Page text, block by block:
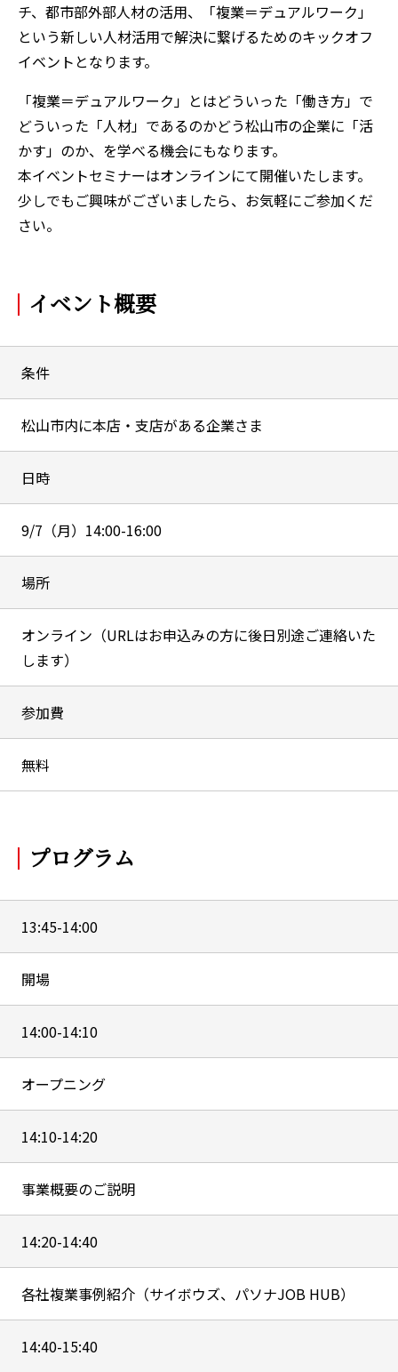
チ、都市部外部人材の活用、「複業＝デュアルワーク」
という新しい人材活用で解決に繋げるためのキックオフ
イベントとなります。
「複業＝デュアルワーク」とはどういった「働き方」で
どういった「人材」であるのかどう松山市の企業に「活
かす」のか、を学べる機会にもなります。
本イベントセミナーはオンラインにて開催いたします。
少しでもご興味がございましたら、お気軽にご参加くだ
さい。
イベント概要
条件
松山市内に本店・支店がある企業さま
日時
9/7（月）14:00-16:00
場所
オンライン（URLはお申込みの方に後日別途ご連絡いた
します）
参加費
無料
プログラム
13:45-14:00
開場
14:00-14:10
オープニング
14:10-14:20
事業概要のご説明
14:20-14:40
各社複業事例紹介（サイボウズ、パソナJOB HUB）
14:40-15:40